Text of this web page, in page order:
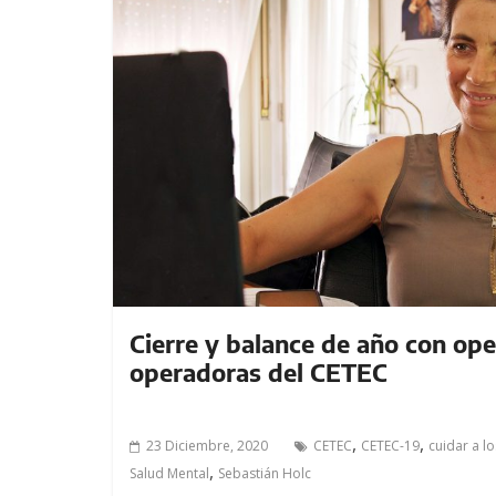
Cierre y balance de año con
operadoras del CETEC
23 Diciembre, 2020 CETEC, CETEC-19, cuidar a
Salud Mental, Sebastián Holc